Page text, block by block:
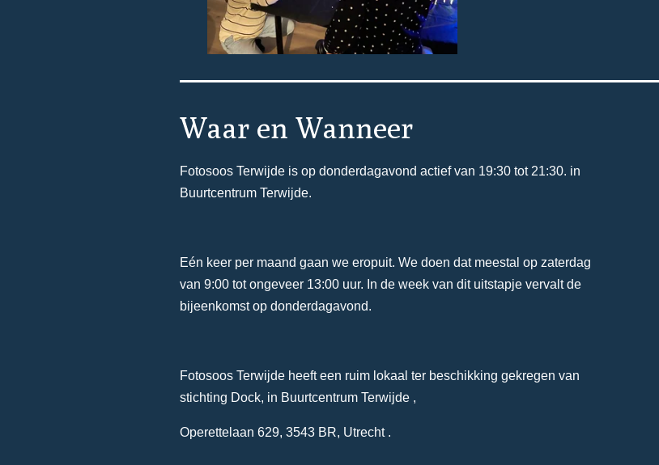
Waar en Wanneer
Fotosoos Terwijde is op donderdagavond actief van 19:30 tot 21:30. in
Buurtcentrum Terwijde.
Eén keer per maand gaan we eropuit. We doen dat meestal op zaterdag
van 9:00 tot ongeveer 13:00 uur. In de week van dit uitstapje vervalt de
bijeenkomst op donderdagavond.
Fotosoos Terwijde heeft een ruim lokaal ter beschikking gekregen van
stichting Dock, in Buurtcentrum Terwijde ,
Operettelaan 629, 3543 BR, Utrecht .